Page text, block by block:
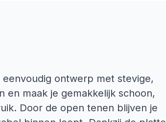
ontwerp met stevige,
en maak je gemakkelijk schoon,
Door de open tenen blijven je